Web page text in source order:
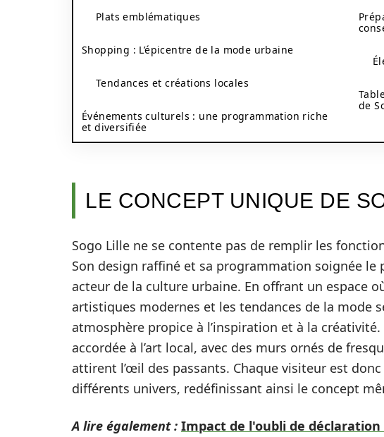
Plats emblématiques
Shopping : L’épicentre de la mode urbaine
Tendances et créations locales
Événements culturels : une programmation riche
et diversifiée
de
LE CONCEPT UNIQUE DE
Sogo Lille ne se contente pas de remplir les
Son design raffiné et sa programmation soignée
acteur de la culture urbaine. En offrant un espace
artistiques modernes et les tendances de la mode
atmosphère propice à l’inspiration et à la
accordée à l’art local, avec des murs ornés de
attirent l’œil des passants. Chaque visiteur est
différents univers, redéfinissant ainsi le concept
A lire également : Impact de l'oubli de déclaration